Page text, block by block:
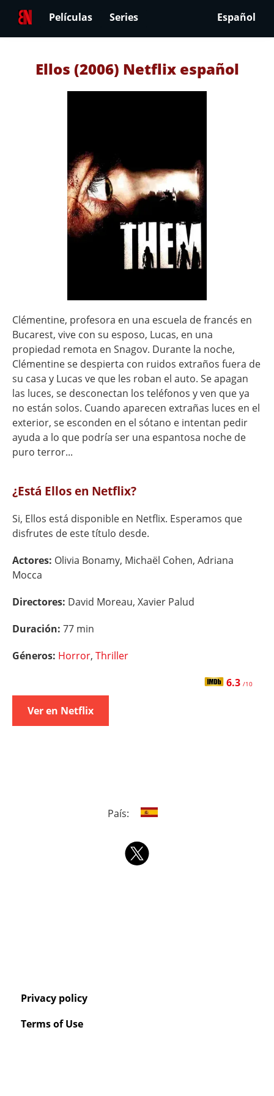
Películas Series Español
Ellos (2006) Netflix español
Clémentine, profesora en una escuela de francés en
Bucarest, vive con su esposo, Lucas, en una
propiedad remota en Snagov. Durante la noche,
Clémentine se despierta con ruidos extraños fuera de
su casa y Lucas ve que les roban el auto. Se apagan
las luces, se desconectan los teléfonos y ven que ya
no están solos. Cuando aparecen extrañas luces en el
exterior, se esconden en el sótano e intentan pedir
ayuda a lo que podría ser una espantosa noche de
puro terror...
¿Está Ellos en Netflix?
Si, Ellos está disponible en Netflix. Esperamos que
disfrutes de este título desde.
Actores: Olivia Bonamy, Michaël Cohen, Adriana
Mocca
Directores: David Moreau, Xavier Palud
Duración: 77 min
Géneros: Horror, Thriller
6.3 /10
Ver en Netflix
País:
Privacy policy
Terms of Use